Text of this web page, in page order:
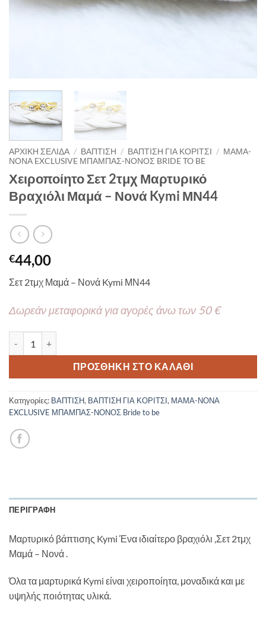
ΑΡΧΙΚΉ ΣΕΛΊΔΑ / ΒΑΠΤΙΣΗ / ΒΑΠΤΙΣΗ ΓΙΑ ΚΟΡΙΤΣΙ / ΜΑΜΑ-
ΝΟΝΑ EXCLUSIVE ΜΠΑΜΠΑΣ-ΝΟΝΟΣ BRIDE TO BE
Χειροποίητο Σετ 2τμχ Μαρτυρικό
Βραχιόλι Μαμά – Νονά Kymi ΜΝ44
€44,00
Σετ 2τμχ Μαμά – Νονά Kymi ΜΝ44
Δωρεάν μεταφορικά για αγορές άνω των 50 €
ΠΡΟΣΘΉΚΗ ΣΤΟ ΚΑΛΆΘΙ
Κατηγορίες: ΒΑΠΤΙΣΗ, ΒΑΠΤΙΣΗ ΓΙΑ ΚΟΡΙΤΣΙ, ΜΑΜΑ-ΝΟΝΑ
EXCLUSIVE ΜΠΑΜΠΑΣ-ΝΟΝΟΣ Bride to be
ΠΕΡΙΓΡΑΦΉ
Μαρτυρικό βάπτισης Kymi Ένα ιδιαίτερο βραχιόλι ,Σετ 2τμχ
Μαμά – Νονά .
Όλα τα μαρτυρικά Kymi είναι χειροποίητα, μοναδικά και με
υψηλής ποιότητας υλικά.